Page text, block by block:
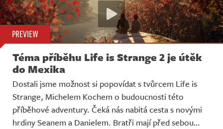
PREVIEW
Téma příběhu Life is Strange 2 je útěk
do Mexika
Dostali jsme možnost si popovídat s tvůrcem Life is
Strange, Michelem Kochem o budoucnosti této
příběhové adventury. Čeká nás nabitá cesta s novými
hrdiny Seanem a Danielem. Bratři mají před sebou…